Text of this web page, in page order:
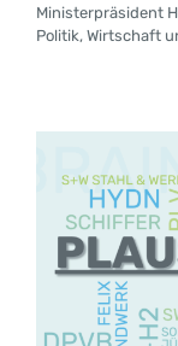
Ministerpräsident
Politik, Wirtschaft